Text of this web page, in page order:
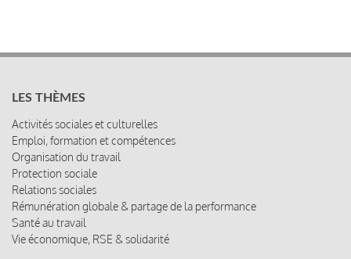
LES THÈMES
Activités sociales et culturelles
Emploi, formation et compétences
Organisation du travail
Protection sociale
Relations sociales
Rémunération globale & partage de la performance
Santé au travail
Vie économique, RSE & solidarité